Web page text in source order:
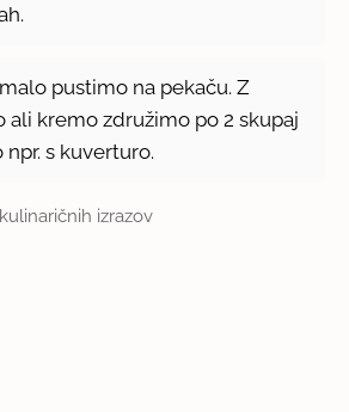
pustimo na pekaču. Z
ali kremo združimo po 2 skupaj
npr. s kuverturo.
izrazov